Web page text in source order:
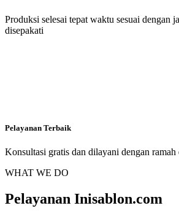
Produksi selesai tepat waktu sesuai dengan
disepakati
Pelayanan Terbaik
Konsultasi gratis dan dilayani dengan ramah
WHAT WE DO
Pelayanan Inisablon.com